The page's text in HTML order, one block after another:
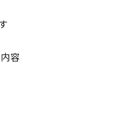
容